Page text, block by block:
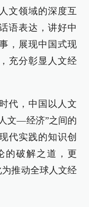
文领域的深度互
语表达，讲好中
，展现中国式现
充分彰显人文经
代，中国以人文
文—经济”之间的
代实践的知识创
的破解之道，更
推动全球人文经